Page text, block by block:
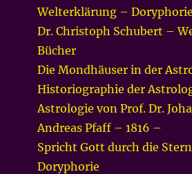
Welterklärung – Doryphorie
Dr. Christoph Schubert –
Bücher
Die Mondhäuser in der
Historiographie der
Astrologie von Prof. Dr.
Andreas Pfaff – 1816 –
Spricht Gott durch die
Doryphorie